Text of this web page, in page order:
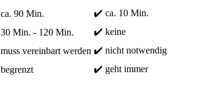
ca. 90 Min.
✔️ ca. 10 Min.
30 Min. - 120 Min.
✔️ keine
muss vereinbart werden ✔️ nicht notwendig
begrenzt ✔️ geht immer